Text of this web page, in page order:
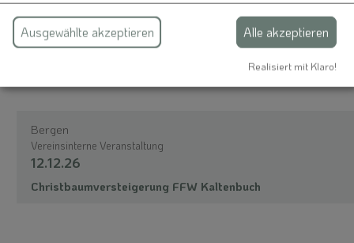
Bergen
Vereinsinterne Veranstaltung
12.12.26
Christbaumversteigerung FFW Kaltenbuch
Ausgewählte akzeptieren Alle akzeptieren
Realisiert mit Klaro!